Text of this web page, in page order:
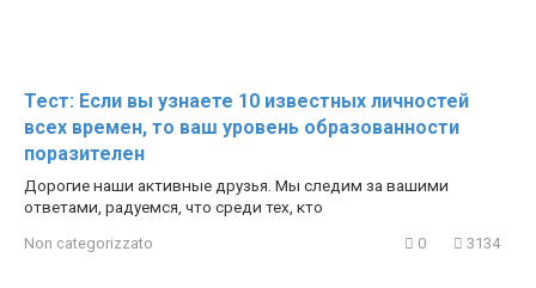
Тест: Если вы узнаете 10 известных личностей
всех времен, то ваш уровень образованности
поразителен
Дорогие наши активные друзья. Мы следим за вашими
ответами, радуемся, что среди тех, кто
Non categorizzato 0 3134